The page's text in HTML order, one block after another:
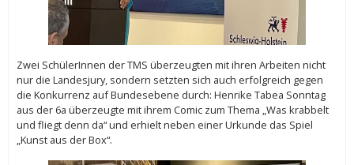
Zwei SchülerInnen der TMS überzeugten mit ihren Arbeiten nicht
nur die Landesjury, sondern setzten sich auch erfolgreich gegen
die Konkurrenz auf Bundesebene durch: Henrike Tabea Sonntag
aus der 6a überzeugte mit ihrem Comic zum Thema „Was krabbelt
und fliegt denn da“ und erhielt neben einer Urkunde das Spiel
„Kunst aus der Box“.